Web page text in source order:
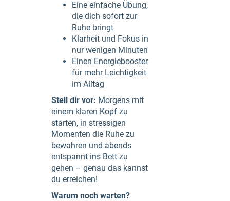
Eine einfache Übung,
die dich sofort zur
Ruhe bringt
Klarheit und Fokus in
nur wenigen Minuten
Einen Energiebooster
für mehr Leichtigkeit
im Alltag
Stell dir vor: Morgens mit
einem klaren Kopf zu
starten, in stressigen
Momenten die Ruhe zu
bewahren und abends
entspannt ins Bett zu
gehen – genau das kannst
du erreichen!
Warum noch warten?